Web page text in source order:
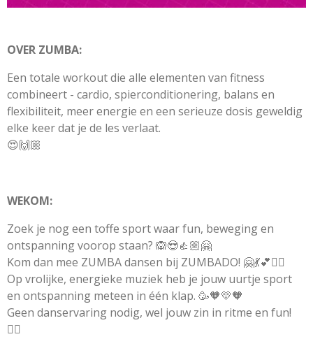
OVER ZUMBA:
Een totale workout die alle elementen van fitness
combineert - cardio, spierconditionering, balans en
flexibiliteit, meer energie en een serieuze dosis geweldig
elke keer dat je de les verlaat.
😍🙌🏼
WEKOM:
Zoek je nog een toffe sport waar fun, beweging en
ontspanning voorop staan? 🙉😍👍🏼🤗
Kom dan mee ZUMBA dansen bij ZUMBADO! 🤗💃💕👯‍♀
Op vrolijke, energieke muziek heb je jouw uurtje sport
en ontspanning meteen in één klap. 🥳🧡💛🧡
Geen danservaring nodig, wel jouw zin in ritme en fun!
👌🏼